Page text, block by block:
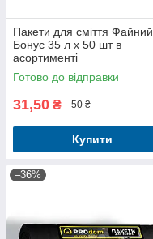
Пакети для сміття Файний
Бонус 35 л х 50 шт в
асортименті
Готово до відправки
31,50 ₴ 50 ₴
Купити
–36%